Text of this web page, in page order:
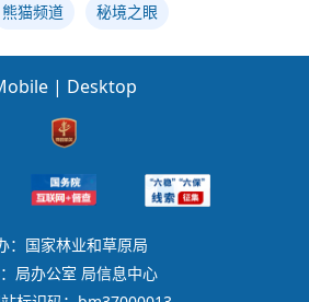
熊猫频道 秘境之眼
| Desktop
：国家林业和草原局
局办公室 局信息中心